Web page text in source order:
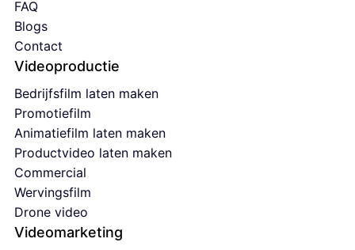
FAQ
Blogs
Contact
Videoproductie
Bedrijfsfilm laten maken
Promotiefilm
Animatiefilm laten maken
Productvideo laten maken
Commercial
Wervingsfilm
Drone video
Videomarketing